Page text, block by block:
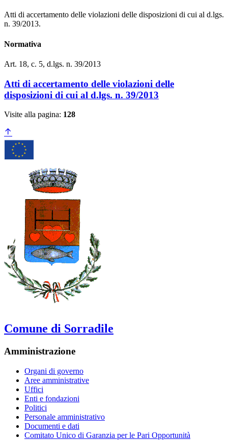
Atti di accertamento delle violazioni delle disposizioni di cui al d.lgs.
n. 39/2013.
Normativa
Art. 18, c. 5, d.lgs. n. 39/2013
Atti di accertamento delle violazioni delle
disposizioni di cui al d.lgs. n. 39/2013
Visite alla pagina: 128
Comune di Sorradile
Amministrazione
Organi di governo
Aree amministrative
Uffici
Enti e fondazioni
Politici
Personale amministrativo
Documenti e dati
Comitato Unico di Garanzia per le Pari Opportunità